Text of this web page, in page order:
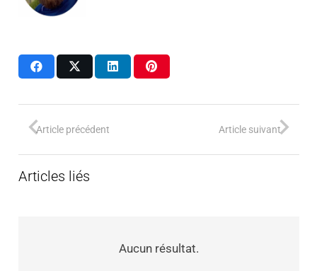
Article précédent Article suivant
Articles liés
Aucun résultat.